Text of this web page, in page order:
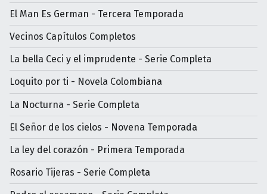
El Man Es German - Tercera Temporada
Vecinos Capítulos Completos
La bella Ceci y el imprudente - Serie Completa
Loquito por ti - Novela Colombiana
La Nocturna - Serie Completa
El Señor de los cielos - Novena Temporada
La ley del corazón - Primera Temporada
Rosario Tijeras - Serie Completa